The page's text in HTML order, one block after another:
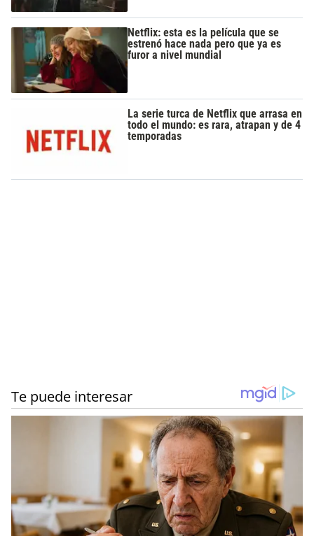
Netflix: esta es la película que se
estrenó hace nada pero que ya es
furor a nivel mundial
La serie turca de Netflix que arrasa en
todo el mundo: es rara, atrapan y de 4
temporadas